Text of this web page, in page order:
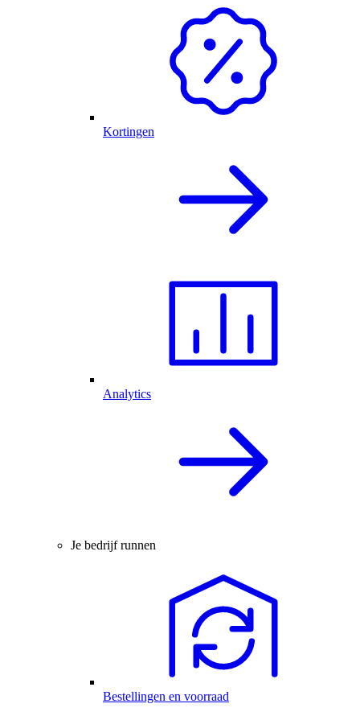
Kortingen
Analytics
Je bedrijf runnen
Bestellingen en voorraad